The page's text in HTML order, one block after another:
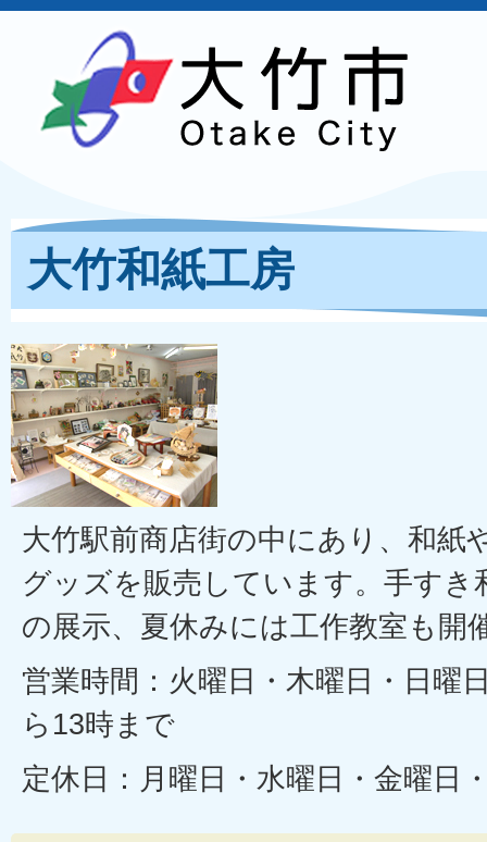
大竹和紙工房
大竹駅前商店街の中にあり、和紙
グッズを販売しています。手すき
の展示、夏休みには工作教室も開
営業時間：火曜日・木曜日・日
ら13時まで
定休日：月曜日・水曜日・金曜日